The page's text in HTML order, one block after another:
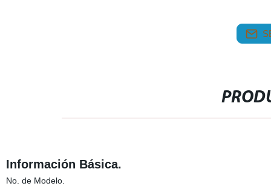
Información Básica.
No. de Modelo.